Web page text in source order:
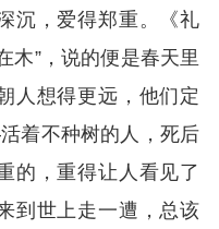
，爱得郑重。《礼
木”，说的便是春天里
人想得更远，他们定
着不种树的人，死后
的，重得让人看见了
到世上走一遭，总该